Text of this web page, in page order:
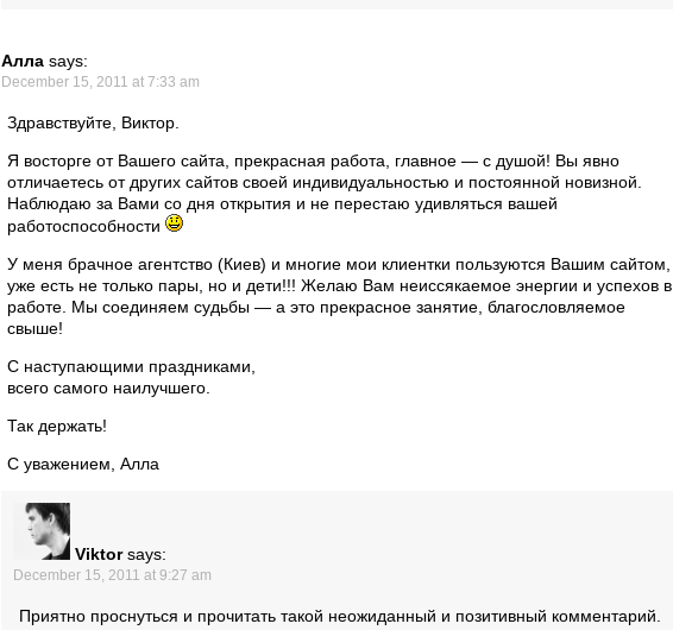
Алла says:
December 15, 2011 at 7:33 am
Здравствуйте, Виктор.
Я восторге от Вашего сайта, прекрасная работа, главное — с душой! Вы явно
отличаетесь от других сайтов своей индивидуальностью и постоянной новизной.
Наблюдаю за Вами со дня открытия и не перестаю удивляться вашей
работоспособности
У меня брачное агентство (Киев) и многие мои клиентки пользуются Вашим сайтом,
уже есть не только пары, но и дети!!! Желаю Вам неиссякаемое энергии и успехов в
работе. Мы соединяем судьбы — а это прекрасное занятие, благословляемое
свыше!
С наступающими праздниками,
всего самого наилучшего.
Так держать!
С уважением, Алла
Viktor says:
December 15, 2011 at 9:27 am
Приятно проснуться и прочитать такой неожиданный и позитивный комментарий.